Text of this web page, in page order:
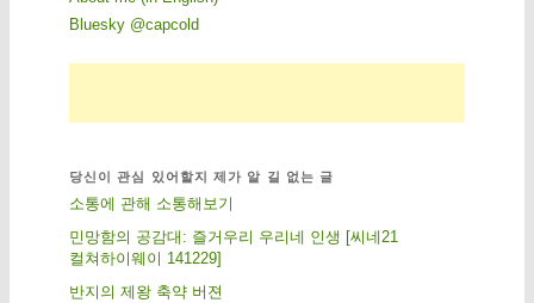
Bluesky @capcold
당신이 관심 있어할지 제가 알 길 없는 글
소통에 관해 소통해보기
민망함의 공감대: 즐거우리 우리네 인생 [씨네21
컬쳐하이웨이 141229]
반지의 제왕 축약 버젼